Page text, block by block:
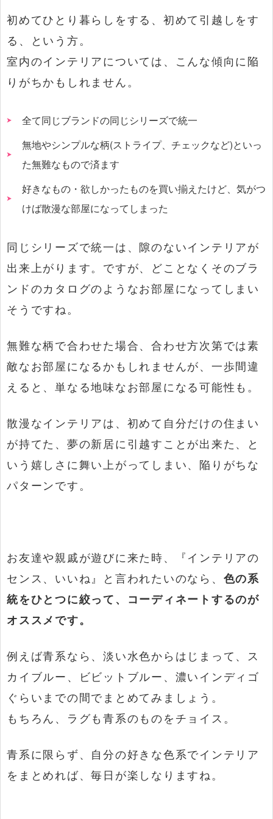
初めてひとり暮らしをする、初めて引越しをす
る、という方。
室内のインテリアについては、こんな傾向に陥
りがちかもしれません。
全て同じブランドの同じシリーズで統一
無地やシンプルな柄(ストライプ、チェックなど)といっ
た無難なもので済ます
好きなもの・欲しかったものを買い揃えたけど、気がつ
けば散漫な部屋になってしまった
同じシリーズで統一は、隙のないインテリアが
出来上がります。ですが、どことなくそのブラ
ンドのカタログのようなお部屋になってしまい
そうですね。
無難な柄で合わせた場合、合わせ方次第では素
敵なお部屋になるかもしれませんが、一歩間違
えると、単なる地味なお部屋になる可能性も。
散漫なインテリアは、初めて自分だけの住まい
が持てた、夢の新居に引越すことが出来た、と
いう嬉しさに舞い上がってしまい、陥りがちな
パターンです。
お友達や親戚が遊びに来た時、『インテリアの
センス、いいね』と言われたいのなら、 色の系
統をひとつに絞って、コーディネートするのが
オススメです。
例えば青系なら、淡い水色からはじまって、ス
カイブルー、ビビットブルー、濃いインディゴ
ぐらいまでの間でまとめてみましょう。
もちろん、ラグも青系のものをチョイス。
青系に限らず、自分の好きな色系でインテリア
をまとめれば、毎日が楽しなりますね。